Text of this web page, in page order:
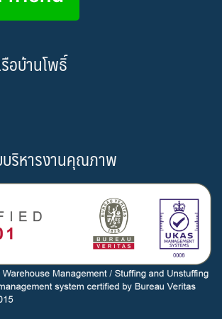
อบ้านโพธิ์
บริหารงานคุณภาพ